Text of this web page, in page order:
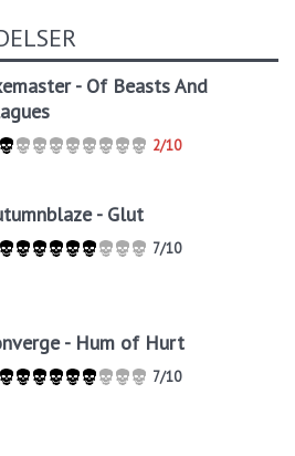
- Of Beasts And
2/10
- Glut
7/10
- Hum of Hurt
7/10